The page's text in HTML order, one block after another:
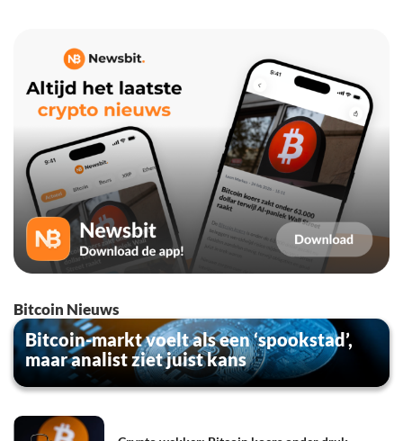
Bitcoin Nieuws
Bitcoin-markt voelt als een ‘spookstad’,
maar analist ziet juist kans